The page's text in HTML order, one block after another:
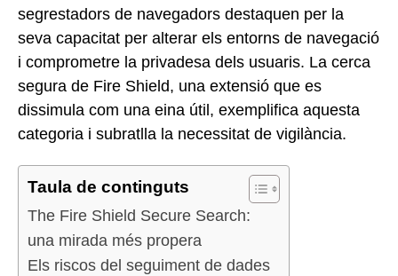
segrestadors de navegadors destaquen per la
seva capacitat per alterar els entorns de navegació
i comprometre la privadesa dels usuaris. La cerca
segura de Fire Shield, una extensió que es
dissimula com una eina útil, exemplifica aquesta
categoria i subratlla la necessitat de vigilància.
Taula de continguts
The Fire Shield Secure Search:
una mirada més propera
Els riscos del seguiment de dades